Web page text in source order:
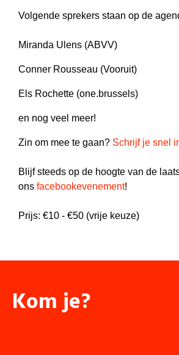
Volgende sprekers staan op de
Miranda Ulens (ABVV)
Conner Rousseau (Vooruit)
Els Rochette (one.brussels)
en nog veel meer!
Zin om mee te gaan? Schrijf je snel
Blijf steeds op de hoogte van de
ons facebookevenement!
Prijs: €10 - €50 (vrije keuze)
Kom je?